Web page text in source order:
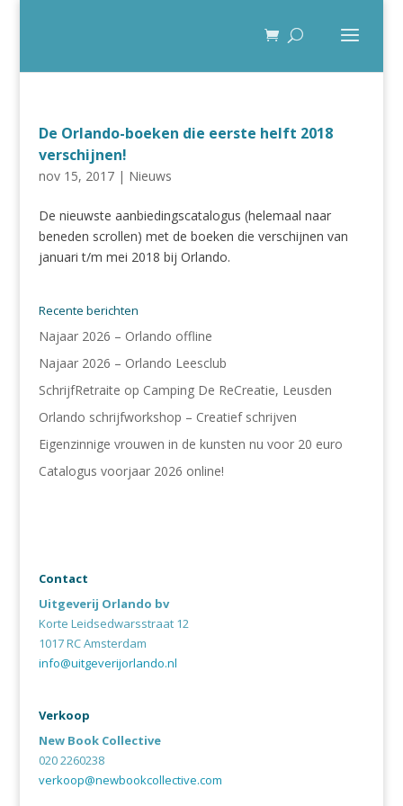
De Orlando-boeken die eerste helft 2018
verschijnen!
nov 15, 2017| Nieuws
De nieuwste aanbiedingscatalogus (helemaal naar
beneden scrollen) met de boeken die verschijnen van
januari t/m mei 2018 bij Orlando.
Recente berichten
Najaar 2026 – Orlando offline
Najaar 2026 – Orlando Leesclub
SchrijfRetraite op Camping De ReCreatie, Leusden
Orlando schrijfworkshop – Creatief schrijven
Eigenzinnige vrouwen in de kunsten nu voor 20 euro
Catalogus voorjaar 2026 online!
Contact
Uitgeverij Orlando bv
Korte Leidsedwarsstraat 12
1017 RC Amsterdam
info@uitgeverijorlando.nl
Verkoop
New Book Collective
020 2260238
verkoop@newbookcollective.com